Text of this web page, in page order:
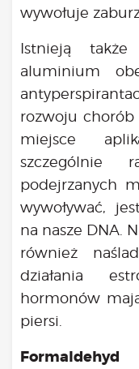
wywołuje
Istnieją
aluminium
rozwoju chorób
miejsce
szczególnie
podejrzanych
wywoływać,
na nasze DNA.
również
działania
hormonów
piersi.
Formaldehyd